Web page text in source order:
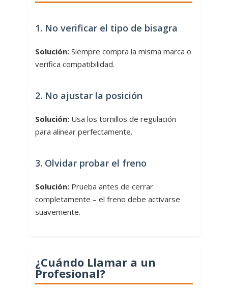
1. No verificar el tipo de bisagra
Solución: Siempre compra la misma marca o
verifica compatibilidad.
2. No ajustar la posición
Solución: Usa los tornillos de regulación
para alinear perfectamente.
3. Olvidar probar el freno
Solución: Prueba antes de cerrar
completamente – el freno debe activarse
suavemente.
¿Cuándo Llamar a un
Profesional?